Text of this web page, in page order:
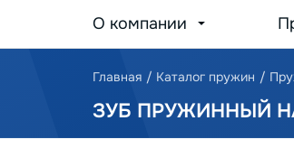
О компании
Главная / Каталог пружин /
ЗУБ ПРУЖИННЫЙ